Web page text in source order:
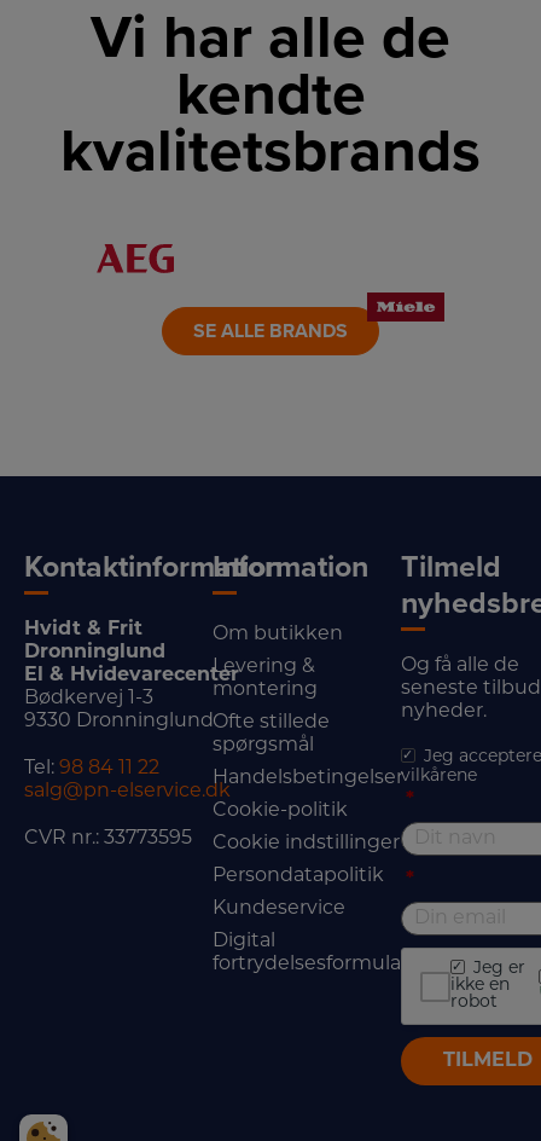
Vi har alle de
kendte
kvalitetsbrands
LINK
SE ALLE BRANDS
Kontaktinformation
Hvidt & Frit
Dronninglund
El & Hvidevarecenter
Bødkervej 1-3
9330 Dronninglund
Tel: 98 84 11 22
salg@pn-elservice.dk
CVR nr.: 33773595
Information
Om butikken
Levering &
montering
Ofte stillede
spørgsmål
Handelsbetingelser
Cookie-politik
Cookie indstillinger
Persondatapolitik
Kundeservice
Digital
fortrydelsesformular
Tilmeld
Og få alle de
seneste
nyheder.
Jeg
vilkårene
*
*
Jeg er
ikke en
robot